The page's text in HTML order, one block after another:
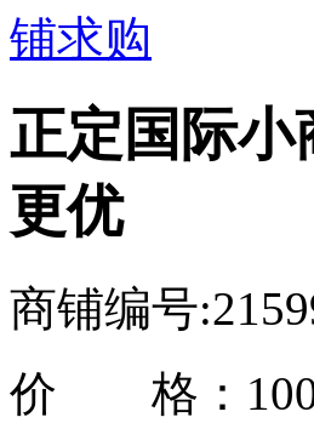
铺求购
正定国际小
更优
商铺编号
价 格：